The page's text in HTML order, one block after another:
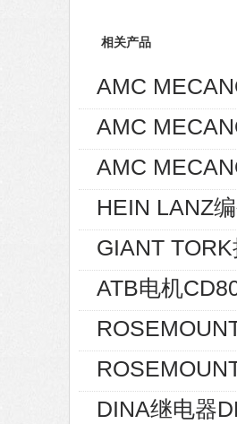
相关产品
AMC
AMC
AMC
HEIN LANZ
GIANT
ATB电机
DINA继电器